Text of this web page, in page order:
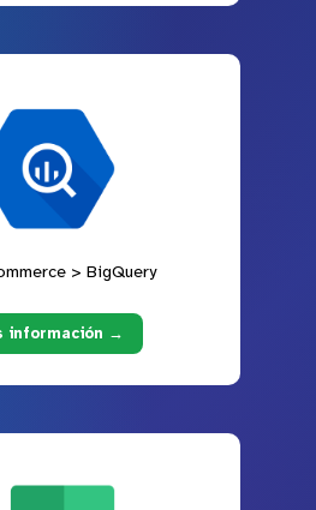
> BigQuery
información →